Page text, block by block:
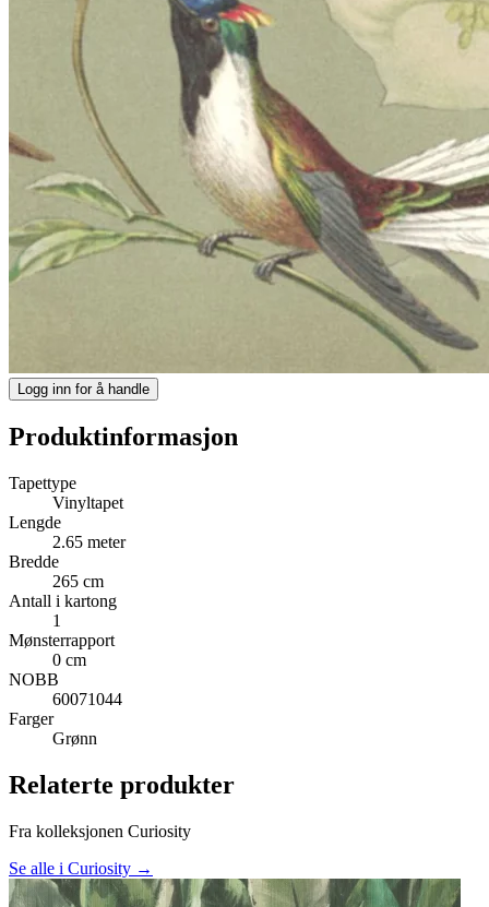
Logg inn for å handle
Produktinformasjon
Tapettype
Vinyltapet
Lengde
2.65 meter
Bredde
265 cm
Antall i kartong
1
Mønsterrapport
0 cm
NOBB
60071044
Farger
Grønn
Relaterte produkter
Fra kolleksjonen Curiosity
Se alle i Curiosity →